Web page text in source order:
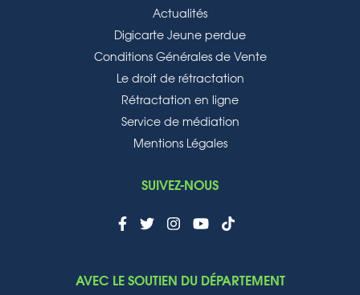
Actualités
Digicarte Jeune perdue
Conditions Générales de Vente
Le droit de rétractation
Rétractation en ligne
Service de médiation
Mentions Légales
SUIVEZ-NOUS
AVEC LE SOUTIEN DU DÉPARTEMENT